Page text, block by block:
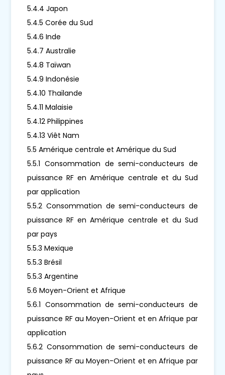
5.4.4 Japon
5.4.5 Corée du Sud
5.4.6 Inde
5.4.7 Australie
5.4.8 Taïwan
5.4.9 Indonésie
5.4.10 Thaïlande
5.4.11 Malaisie
5.4.12 Philippines
5.4.13 Viêt Nam
5.5 Amérique centrale et Amérique du Sud
5.5.1 Consommation de semi-conducteurs de
puissance RF en Amérique centrale et du Sud
par application
5.5.2 Consommation de semi-conducteurs de
puissance RF en Amérique centrale et du Sud
par pays
5.5.3 Mexique
5.5.3 Brésil
5.5.3 Argentine
5.6 Moyen-Orient et Afrique
5.6.1 Consommation de semi-conducteurs de
puissance RF au Moyen-Orient et en Afrique par
application
5.6.2 Consommation de semi-conducteurs de
puissance RF au Moyen-Orient et en Afrique par